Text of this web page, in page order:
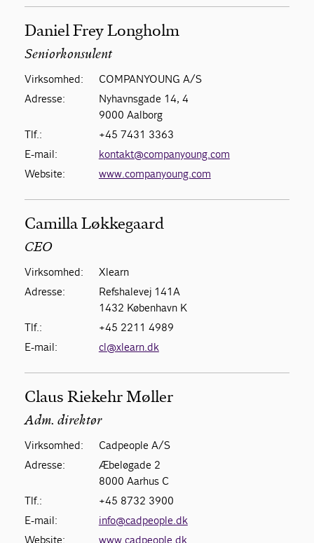
Daniel Frey Longholm
Seniorkonsulent
Virksomhed:
COMPANYOUNG A/S
Adresse:
Nyhavnsgade 14, 4
9000 Aalborg
Tlf.:
+45 7431 3363
E-mail:
kontakt@companyoung.com
Website:
www.companyoung.com
Camilla Løkkegaard
CEO
Virksomhed:
Xlearn
Adresse:
Refshalevej 141A
1432 København K
Tlf.:
+45 2211 4989
E-mail:
cl@xlearn.dk
Claus Riekehr Møller
Adm. direktør
Virksomhed:
Cadpeople A/S
Adresse:
Æbeløgade 2
8000 Aarhus C
Tlf.:
+45 8732 3900
E-mail:
info@cadpeople.dk
Website:
www.cadpeople.dk